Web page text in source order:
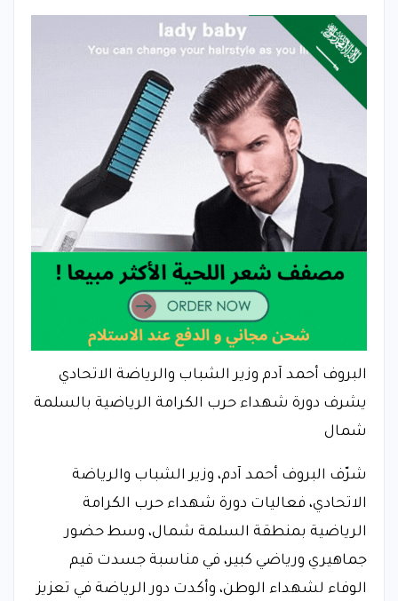
البروف أحمد آدم وزير الشباب والرياضة الاتحادي
يشرف دورة شهداء حرب الكرامة الرياضية بالسلمة
شمال
شرّف البروف أحمد آدم، وزير الشباب والرياضة
الاتحادي، فعاليات دورة شهداء حرب الكرامة
الرياضية بمنطقة السلمة شمال، وسط حضور
جماهيري ورياضي كبير، في مناسبة جسدت قيم
الوفاء لشهداء الوطن، وأكدت دور الرياضة في تعزيز